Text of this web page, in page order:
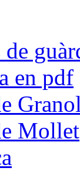
en pdf
Mollet